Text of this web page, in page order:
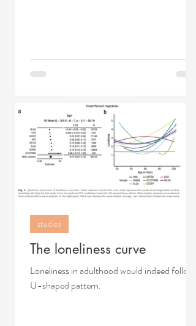
The loneliness curve
Loneliness in adulthood would indeed follow a
U-shaped pattern.
studies